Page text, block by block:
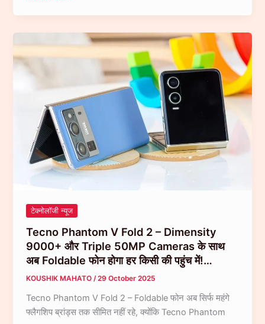
बैटरी
चार्जिंग
साथ
दे
रहा
कोटेक्नोलॉजी न्यूज
Tecno Phantom V Fold 2 – Dimensity
9000+ और Triple 50MP Cameras के साथ
अब Foldable फोन होगा हर किसी की पहुंच में!…
KOUSHIK MAHATO/29 October 2025
Tecno Phantom V Fold 2 – Foldable फोन अब सिर्फ महंगे
फ्लैगशिप ब्रांड्स तक सीमित नहीं रहे, क्योंकि Tecno Phantom